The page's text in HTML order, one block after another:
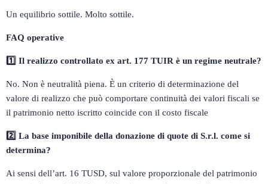
Un equilibrio sottile. Molto sottile.
FAQ operative
1️ Il realizzo controllato ex art. 177 TUIR è un regime neutrale?
No. Non è neutralità piena. È un criterio di determinazione del
valore di realizzo che può comportare continuità dei valori fiscali se
il patrimonio netto iscritto coincide con il costo fiscale
2️ La base imponibile della donazione di quote di S.r.l. come si
determina?
Ai sensi dell’art. 16 TUSD, sul valore proporzionale del patrimonio